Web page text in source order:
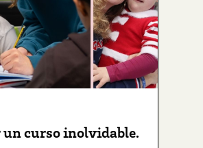
un curso inolvidable.